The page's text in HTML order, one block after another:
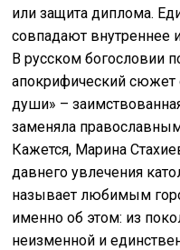
или защита диплома.
совпадают внутреннее
В русском богословии
апокрифический
души» –
заменяла
Кажется, Марина
давнего увлечения
называет любимым
именно об этом: из
неизменной и